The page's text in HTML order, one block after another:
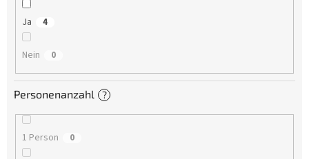
Ja 4
Nein 0
Personenanzahl ?
1 Person 0